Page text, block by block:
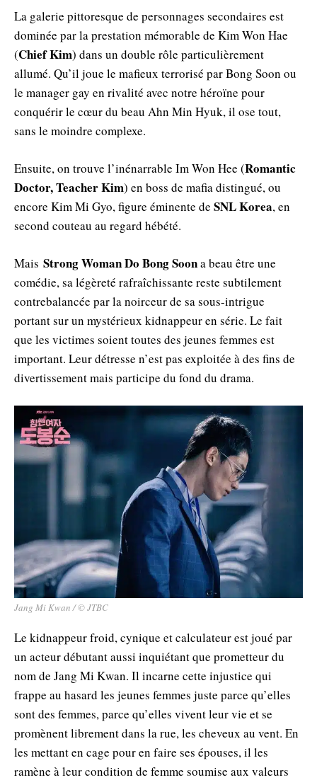
La galerie pittoresque de personnages secondaires est
dominée par la prestation mémorable de Kim Won Hae
(Chief Kim) dans un double rôle particulièrement
allumé. Qu’il joue le mafieux terrorisé par Bong Soon ou
le manager gay en rivalité avec notre héroïne pour
conquérir le cœur du beau Ahn Min Hyuk, il ose tout,
sans le moindre complexe.
Ensuite, on trouve l’inénarrable Im Won Hee (Romantic
Doctor, Teacher Kim) en boss de mafia distingué, ou
encore Kim Mi Gyo, figure éminente de SNL Korea, en
second couteau au regard hébété.
Mais Strong Woman Do Bong Soona beau être une
comédie, sa légèreté rafraîchissante reste subtilement
contrebalancée par la noirceur de sa sous-intrigue
portant sur un mystérieux kidnappeur en série. Le fait
que les victimes soient toutes des jeunes femmes est
important. Leur détresse n’est pas exploitée à des fins de
divertissement mais participe du fond du drama.
Jang Mi Kwan / © JTBC
Le kidnappeur froid, cynique et calculateur est joué par
un acteur débutant aussi inquiétant que prometteur du
nom de Jang Mi Kwan. Il incarne cette injustice qui
frappe au hasard les jeunes femmes juste parce qu’elles
sont des femmes, parce qu’elles vivent leur vie et se
promènent librement dans la rue, les cheveux au vent. En
les mettant en cage pour en faire ses épouses, il les
ramène à leur condition de femme soumise aux valeurs